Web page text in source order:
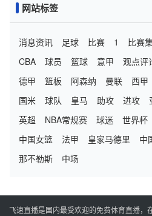
网站标签
消息资讯 足球 比赛 1 比赛
CBA
球员 篮球 意甲 观点评
德甲
篮板 阿森纳 曼联 西甲
国米
球队 皇马 助攻 进攻
英超
NBA常规赛 球迷 世界杯
中国女篮
法甲 皇家马德里 中
那不勒斯
中场
飞速直播是国内最受欢迎的免费体育直播，